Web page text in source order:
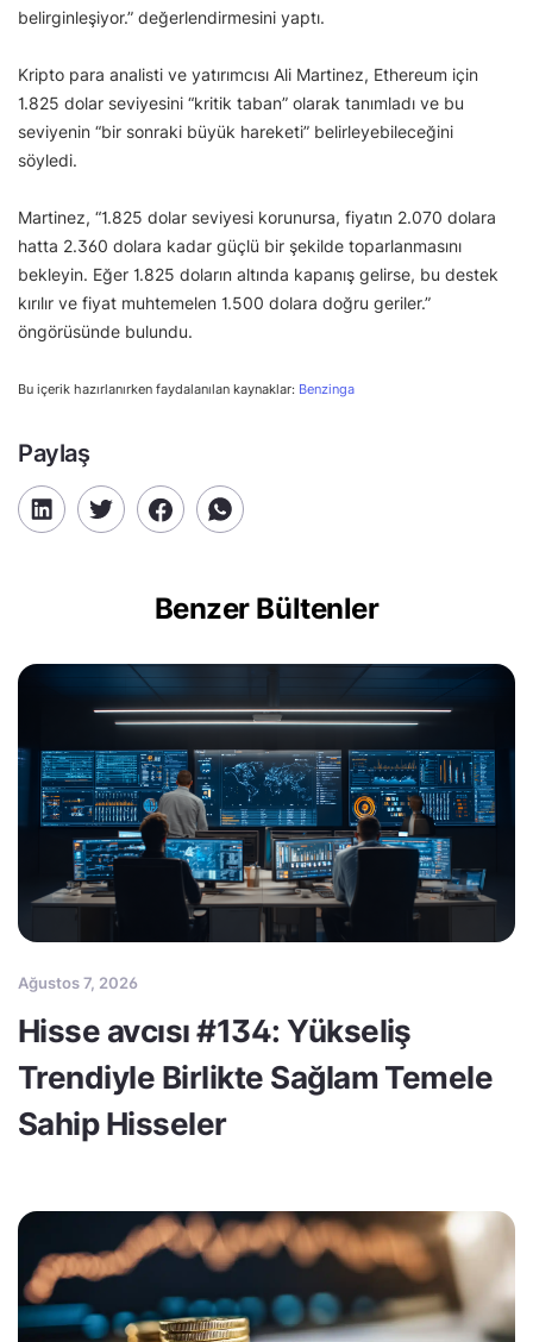
belirginleşiyor.” değerlendirmesini yaptı.
Kripto para analisti ve yatırımcısı Ali Martinez, Ethereum için
1.825 dolar seviyesini “kritik taban” olarak tanımladı ve bu
seviyenin “bir sonraki büyük hareketi” belirleyebileceğini
söyledi.
Martinez, “1.825 dolar seviyesi korunursa, fiyatın 2.070 dolara
hatta 2.360 dolara kadar güçlü bir şekilde toparlanmasını
bekleyin. Eğer 1.825 doların altında kapanış gelirse, bu destek
kırılır ve fiyat muhtemelen 1.500 dolara doğru geriler.”
öngörüsünde bulundu.
Bu içerik hazırlanırken faydalanılan kaynaklar: Benzinga
Paylaş
Benzer Bültenler
Ağustos 7, 2026
Hisse avcısı #134: Yükseliş
Trendiyle Birlikte Sağlam Temele
Sahip Hisseler